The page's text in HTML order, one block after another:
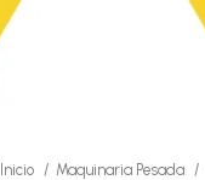
Inicio Maquinaria Pesada